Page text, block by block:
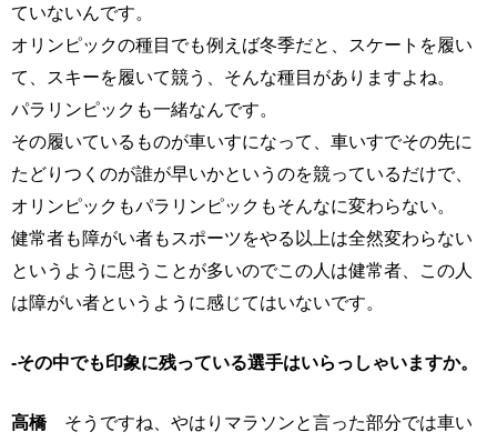
ていないんです。
オリンピックの種目でも例えば冬季だと、スケートを履い
て、スキーを履いて競う、そんな種目がありますよね。
パラリンピックも一緒なんです。
その履いているものが車いすになって、車いすでその先に
たどりつくのが誰が早いかというのを競っているだけで、
オリンピックもパラリンピックもそんなに変わらない。
健常者も障がい者もスポーツをやる以上は全然変わらない
というように思うことが多いのでこの人は健常者、この人
は障がい者というように感じてはいないです。
-その中でも印象に残っている選手はいらっしゃいますか。
高橋そうですね、やはりマラソンと言った部分では車い